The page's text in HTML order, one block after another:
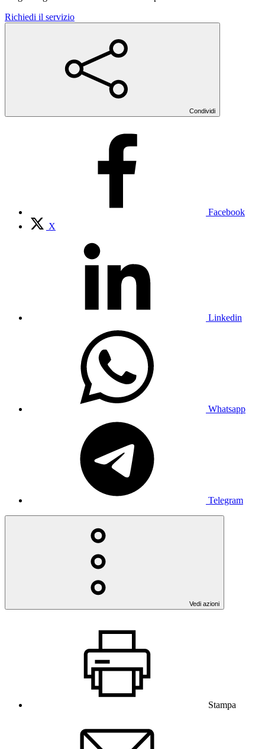
Richiedi il servizio
Condividi
Facebook
X
Linkedin
Whatsapp
Telegram
Vedi azioni
Stampa